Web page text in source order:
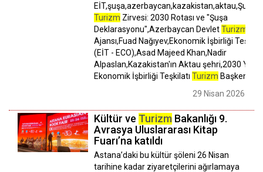
Turizm Zirvesi: 2030 Rotası ve "Şuşa
Deklarasyonu",Azerbaycan DevletTurizm
Ajansı,Fuad Nağıyev,Ekonomik İşbirliği
(EİT - ECO),Asad Majeed Khan,Nadir
Alpaslan,Kazakistan'ın Aktau şehri,2030 Yılı
Ekonomik İşbirliği Teşkilatı Turizm Başkenti
29 Nisan 2026
Kültür ve Turizm Bakanlığı 9.
Avrasya Uluslararası Kitap
Fuarı’na katıldı
Astana’daki bu kültür şöleni 26 Nisan
tarihine kadar ziyaretçilerini ağırlamaya